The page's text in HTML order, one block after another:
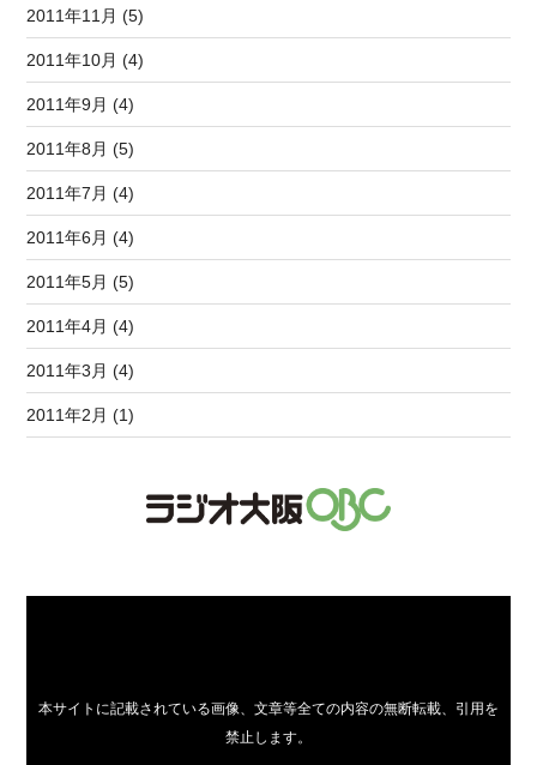
2011年11月 (5)
2011年10月 (4)
2011年9月 (4)
2011年8月 (5)
2011年7月 (4)
2011年6月 (4)
2011年5月 (5)
2011年4月 (4)
2011年3月 (4)
2011年2月 (1)
本サイトに記載されている画像、文章等全ての内容の無断転載、引用を
禁止します。